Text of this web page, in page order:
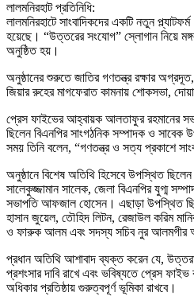
লালমনিরহাট প্রতিনিধি:
লালমনিরহাটে সাংবাদিকদের একটি নতুন
হয়েছে। “উত্তরের সংযোগ” স্লোগান নিয়ে
অনুষ্ঠিত হয়।
অনুষ্ঠানের শুরুতে জাতির গণতন্ত্র রক্ষার
জিয়ার রুহের মাগফেরাত কামনায় শোকসভা,
প্রেস ফাইভের আহ্বায়ক আলতাফুর রহমানের
ছিলেন বিএনপির সাংগঠনিক সম্পাদক ও
সময় তিনি বলেন, “গণতন্ত্র ও সত্য প্রকাশে
অনুষ্ঠানে বিশেষ অতিথি হিসেবে উপস্থিত
সালেকুজ্জামান সালেক, জেলা বিএনপির যুগ্ম
সভাপতি আফজাল হোসেন। এছাড়া উপস্থিত
হাসান জুয়েল, তৌহিদ লিটন, রেজাউল করিম
ও ফারুক আলম এবং সদস্য সচিব নুর আলমগীর
প্রধান অতিথি আশাবাদ ব্যক্ত করেন যে,
প্রশংসার দাবি রাখে এবং ভবিষ্যতে প্রেস ফাইভ
অধিকার প্রতিষ্ঠায় গুরুত্বপূর্ণ ভূমিকা রাখবে।